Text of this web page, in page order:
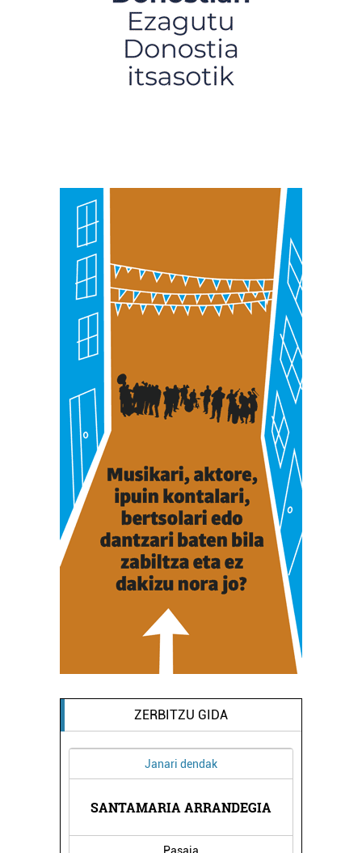
ZERBITZU GIDA
Janari dendak
SANTAMARIA ARRANDEGIA
Pasaia